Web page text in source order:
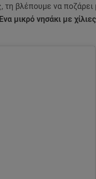
τη βλέπουμε να ποζάρει
μικρό νησάκι με